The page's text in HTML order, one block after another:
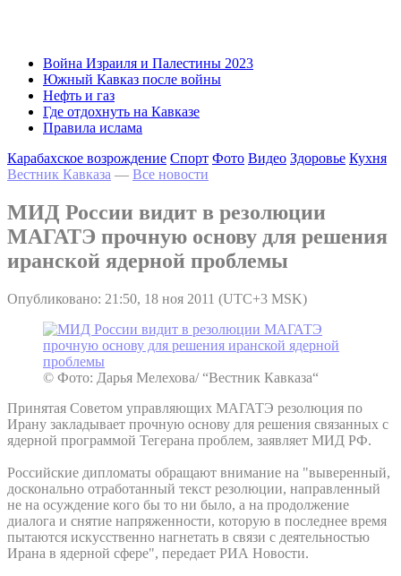
Война Израиля и Палестины 2023
Южный Кавказ после войны
Нефть и газ
Где отдохнуть на Кавказе
Правила ислама
Карабахское возрождение Спорт Фото Видео Здоровье Кухня
Вестник Кавказа — Все новости
МИД России видит в резолюции
МАГАТЭ прочную основу для решения
иранской ядерной проблемы
Опубликовано: 21:50, 18 ноя 2011 (UTC+3 MSK)
© Фото: Дарья Мелехова/ “Вестник Кавказа“
Принятая Советом управляющих МАГАТЭ резолюция по
Ирану закладывает прочную основу для решения связанных с
ядерной программой Тегерана проблем, заявляет МИД РФ.
Российские дипломаты обращают внимание на "выверенный,
досконально отработанный текст резолюции, направленный
не на осуждение кого бы то ни было, а на продолжение
диалога и снятие напряженности, которую в последнее время
пытаются искусственно нагнетать в связи с деятельностью
Ирана в ядерной сфере", передает РИА Новости.